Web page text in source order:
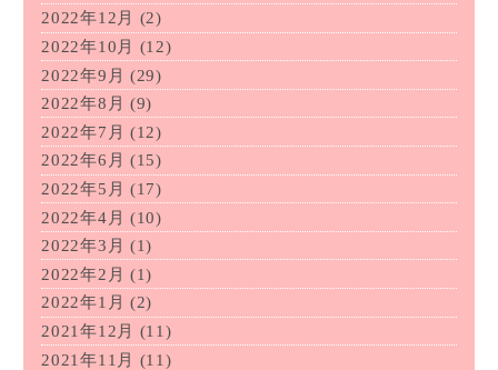
2022年12月
(2)
2022年10月
(12)
2022年9月 (29)
2022年8月 (9)
2022年7月 (12)
2022年6月 (15)
2022年5月 (17)
2022年4月 (10)
2022年3月 (1)
2022年2月 (1)
2022年1月 (2)
2021年12月
(11)
2021年11月 (11)